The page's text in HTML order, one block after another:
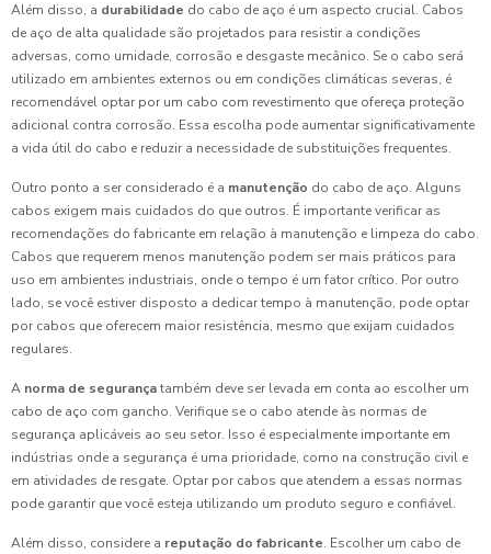
Além disso, a durabilidade do cabo de aço é um aspecto crucial. Cabos
de aço de alta qualidade são projetados para resistir a condições
adversas, como umidade, corrosão e desgaste mecânico. Se o cabo será
utilizado em ambientes externos ou em condições climáticas severas, é
recomendável optar por um cabo com revestimento que ofereça proteção
adicional contra corrosão. Essa escolha pode aumentar significativamente
a vida útil do cabo e reduzir a necessidade de substituições frequentes.
Outro ponto a ser considerado é a manutenção do cabo de aço. Alguns
cabos exigem mais cuidados do que outros. É importante verificar as
recomendações do fabricante em relação à manutenção e limpeza do cabo.
Cabos que requerem menos manutenção podem ser mais práticos para
uso em ambientes industriais, onde o tempo é um fator crítico. Por outro
lado, se você estiver disposto a dedicar tempo à manutenção, pode optar
por cabos que oferecem maior resistência, mesmo que exijam cuidados
regulares.
A norma de segurançatambém deve ser levada em conta ao escolher um
cabo de aço com gancho. Verifique se o cabo atende às normas de
segurança aplicáveis ao seu setor. Isso é especialmente importante em
indústrias onde a segurança é uma prioridade, como na construção civil e
em atividades de resgate. Optar por cabos que atendem a essas normas
pode garantir que você esteja utilizando um produto seguro e confiável.
Além disso, considere a reputação do fabricante. Escolher um cabo de